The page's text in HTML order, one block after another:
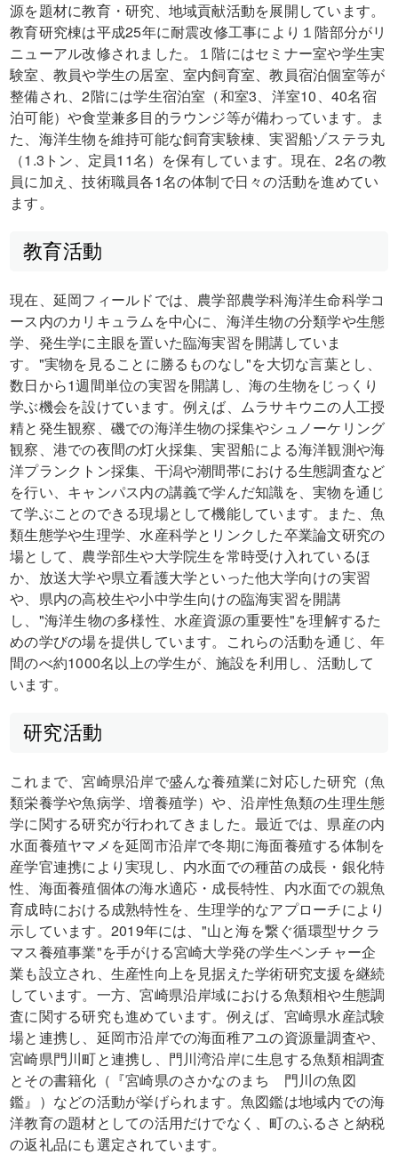
源を題材に教育・研究、地域貢献活動を展開しています。
教育研究棟は平成25年に耐震改修工事により１階部分がリ
ニューアル改修されました。１階にはセミナー室や学生実
験室、教員や学生の居室、室内飼育室、教員宿泊個室等が
整備され、2階には学生宿泊室（和室3、洋室10、40名宿
泊可能）や食堂兼多目的ラウンジ等が備わっています。ま
た、海洋生物を維持可能な飼育実験棟、実習船ゾステラ丸
（1.3トン、定員11名）を保有しています。現在、2名の教
員に加え、技術職員各1名の体制で日々の活動を進めてい
ます。
教育活動
現在、延岡フィールドでは、農学部農学科海洋生命科学コ
ース内のカリキュラムを中心に、海洋生物の分類学や生態
学、発生学に主眼を置いた臨海実習を開講していま
す。"実物を見ることに勝るものなし"を大切な言葉とし、
数日から1週間単位の実習を開講し、海の生物をじっくり
学ぶ機会を設けています。例えば、ムラサキウニの人工授
精と発生観察、磯での海洋生物の採集やシュノーケリング
観察、港での夜間の灯火採集、実習船による海洋観測や海
洋プランクトン採集、干潟や潮間帯における生態調査など
を行い、キャンパス内の講義で学んだ知識を、実物を通じ
て学ぶことのできる現場として機能しています。また、魚
類生態学や生理学、水産科学とリンクした卒業論文研究の
場として、農学部生や大学院生を常時受け入れているほ
か、放送大学や県立看護大学といった他大学向けの実習
や、県内の高校生や小中学生向けの臨海実習を開講
し、"海洋生物の多様性、水産資源の重要性"を理解するた
めの学びの場を提供しています。これらの活動を通じ、年
間のべ約1000名以上の学生が、施設を利用し、活動して
います。
研究活動
これまで、宮崎県沿岸で盛んな養殖業に対応した研究（魚
類栄養学や魚病学、増養殖学）や、沿岸性魚類の生理生態
学に関する研究が行われてきました。最近では、県産の内
水面養殖ヤマメを延岡市沿岸で冬期に海面養殖する体制を
産学官連携により実現し、内水面での種苗の成長・銀化特
性、海面養殖個体の海水適応・成長特性、内水面での親魚
育成時における成熟特性を、生理学的なアプローチにより
示しています。2019年には、"山と海を繋ぐ循環型サクラ
マス養殖事業"を手がける宮崎大学発の学生ベンチャー企
業も設立され、生産性向上を見据えた学術研究支援を継続
しています。一方、宮崎県沿岸域における魚類相や生態調
査に関する研究も進めています。例えば、宮崎県水産試験
場と連携し、延岡市沿岸での海面稚アユの資源量調査や、
宮崎県門川町と連携し、門川湾沿岸に生息する魚類相調査
とその書籍化（『宮崎県のさかなのまち 門川の魚図
鑑』）などの活動が挙げられます。魚図鑑は地域内での海
洋教育の題材としての活用だけでなく、町のふるさと納税
の返礼品にも選定されています。